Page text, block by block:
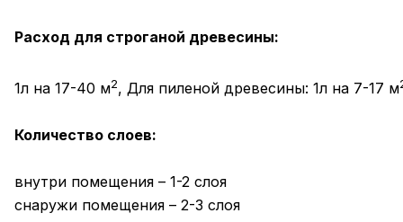
Расход для строганой древесины:
1л на 17-40 м2, Для пиленой древесины: 1л на 7-17 м
Количество слоев:
внутри помещения – 1-2 слоя
снаружи помещения – 2-3 слоя